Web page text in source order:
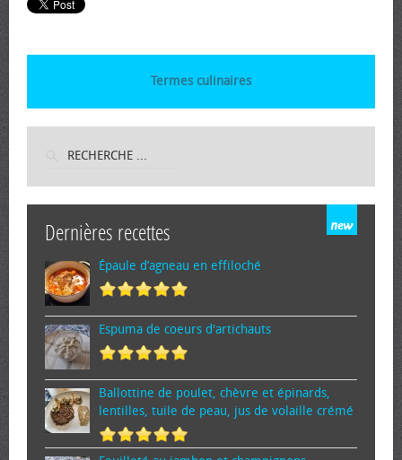
Termes culinaires
Dernières recettes
Épaule d’agneau en effiloché
Espuma de cœurs d'artichauts
Ballottine de poulet, chèvre et épinards,
lentilles, tuile de peau, jus de volaille crémé